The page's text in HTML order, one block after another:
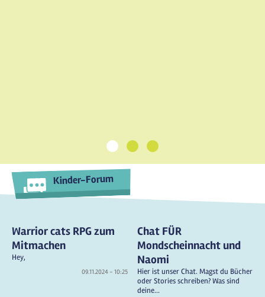
1 2 3
Kinder-Forum
Warrior cats RPG zum
Mitmachen
Hey,
09.11.2024 - 10:25
Chat FÜR
Mondscheinnacht und
Naomi
Hier ist unser Chat. Magst du Bücher
oder Stories schreiben? Was sind
deine...